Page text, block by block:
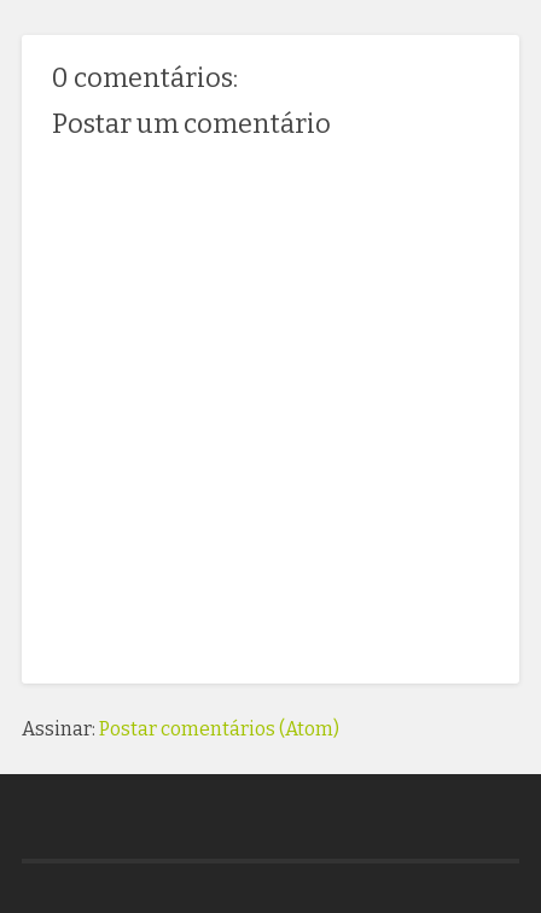
0 comentários:
Postar um comentário
Assinar: Postar comentários (Atom)